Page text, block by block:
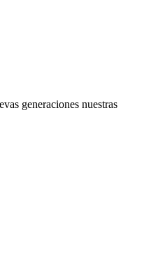
generaciones nuestras